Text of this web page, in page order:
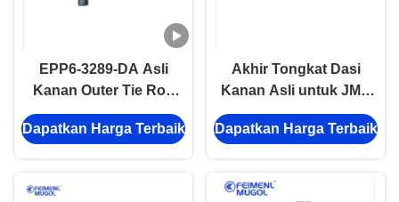
EPP6-3289-DA Asli
Kanan Outer Tie Rod
End untuk JMC Grand
Avenue, Lemes & Aman
Dapatkan Harga Terbaik
Akhir Tongkat Dasi
Kanan Asli untuk JMC
Yusheng & Yuhu 5
(N352/J351) untuk
Dapatkan Harga Terbaik